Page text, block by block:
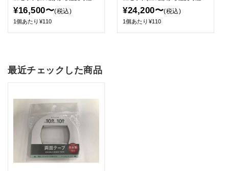
¥16,500〜(税込)
1個あたり¥110
¥24,200〜(税込)
1個あたり¥110
最近チェックした商品